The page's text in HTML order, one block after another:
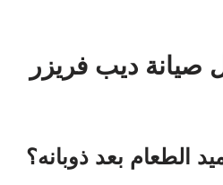
صيانة ديب فريزر
الطعام بعد ذوبانه؟